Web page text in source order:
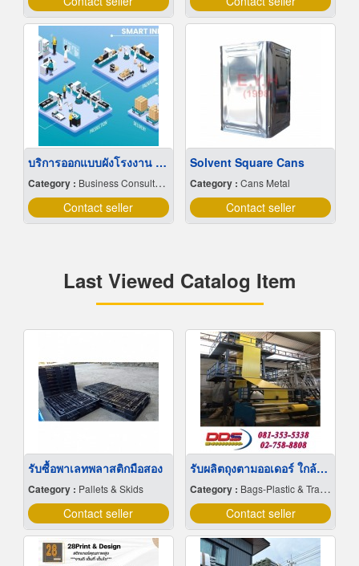
บริการออกแบบผังโรงงาน Lay out
Category : Business Consultants
Contact seller
Solvent Square Cans
Category : Cans Metal
Contact seller
Last Viewed Catalog Item
รับซื้อพาเลทพลาสติกมือสอง
Category : Pallets & Skids
Contact seller
รับผลิตถุงตามออเดอร์ ใกล้ฉัน
Category : Bags-Plastic & Transparent
Contact seller